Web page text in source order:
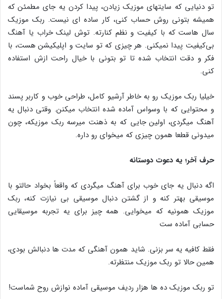
تو دنیایی که سایتهای موزیک زیادن، پیدا کردن یه جای مطمئن که
همیشه بتونی روش حساب کنی، کار ساده ‌ای نیست. ربک موزیک
سال‌ هاست که با کیفیت و نظم کنارته. توش لینک خراب یا آهنگ
بی‌کیفیت پیدا نمیکنی. هر چیزی که تو سایت و اپلیکیشن هست، با
فکر و دقت انتخاب شده تا تو بتونی با خیال راحت ازش استفاده
کنی.
خیلیا ربک موزیک رو به خاطر آرشیو کامل، طراحی خوب و کاربر پسند
و محتوایی که با وسواس آماده شده انتخاب میکنن. وقتی دنبال یه
آهنگ میگردی، اولین جایی که به ذهنت میرسه ربک موزیکه، چون
میدونی قطعا همون چیزی که میخوای رو داره.
حرف آخر؛ یه دعوت دوستانه
اگه دنبال یه جای خوب برای آهنگ میگردی که واقعاً بخواد حالتو با
موسیقی بهتر کنه و از گشتن دنبال موسیقی بی نیازت کنه، ربک
موزیک همونیه که میخوایی. همه‌ چیز برای یه تجربه موسیقایی
حسابی آماده ‌ست
فقط کافیه یه سر بزنی. شاید همون آهنگی که مدت ‌ها دنبالش بودی،
همین حالا تو ربک موزیک منتظرته.
تو ربک موزیک ده ها هزار ردیف موسیقی آماده نوازش روح شماست!